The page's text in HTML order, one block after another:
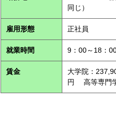
同じ）
雇用形態 正社員
就業時間 9：00～18：
賃金
大学院：
円 高等専門